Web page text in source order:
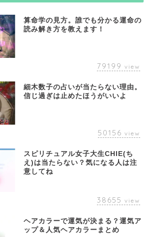
算命学の見方。誰でも分かる運命の
読み解き方を教えます！
79199 view
細木数子の占いが当たらない理由。
信じ過ぎは止めたほうがいいよ
50156 view
スピリチュアル女子大生CHIE(ち
え)は当たらない？気になる人は注
意してね
38655 view
ヘアカラーで運気が決まる？運気ア
ップ＆人気ヘアカラーまとめ